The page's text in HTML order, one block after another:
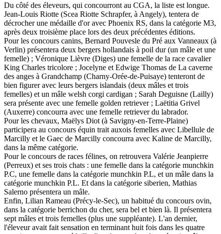
Du côté des éleveurs, qui concourront au CGA, la liste est longue.
Jean-Louis Riotte (Scea Riotte Schrapfer, à Angely), tentera de
décrocher une médaille d'or avec Phoenix RS, dans la catégorie M3,
après deux troisième place lors des deux précédentes éditions.
Pour les concours canins, Bernard Pouvesle du Pré aux Vanneaux (à
Verlin) présentera deux bergers hollandais à poil dur (un mâle et une
femelle) ; Véronique Lièvre (Diges) une femelle de la race cavalier
King Charles tricolore ; Jocelyne et Edwige Thomas de La caverne
des anges à Grandchamp (Charny-Orée-de-Puisaye) tenteront de
bien figurer avec leurs bergers islandais (deux mâles et trois
femelles) et un mâle welsh corgi cardigan ; Sarah Deguisne (Lailly)
sera présente avec une femelle golden retriever ; Laëtitia Grivel
(Auxerre) concourra avec une femelle retriever du labrador.
Pour les chevaux, Maëlys Diot (à Savigny-en-Terre-Plaine)
participera au concours équin trait auxois femelles avec Libellule de
Marcilly et le Gaec de Marcilly concourra avec Kaline de Marcilly,
dans la même catégorie.
Pour le concours de races félines, on retrouvera Valérie Jeanpierre
(Perreux) et ses trois chats : une femelle dans la catégorie munchkin
P.C, une femelle dans la catégorie munchkin P.L, et un mâle dans la
catégorie munchkin P.L. Et dans la catégorie siberien, Mathias
Salerno présentera un mâle.
Enfin, Lilian Rameau (Précy-le-Sec), un habitué du concours ovin,
dans la catégorie berrichon du cher, sera bel et bien là. Il présentera
sept mâles et trois femelles (plus une suppléante). L'an dernier,
l'éleveur avait fait sensation en terminant huit fois dans les quatre